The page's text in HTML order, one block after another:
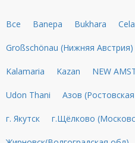
Все Banepa Bukhara
Großschönau (Нижняя Австрия)
Kalamaria Kazan NEW
Udon Thani Азов
г. Якутск г.Щёлково